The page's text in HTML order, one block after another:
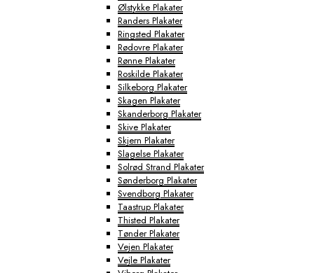
Ølstykke Plakater
Randers Plakater
Ringsted Plakater
Rødovre Plakater
Rønne Plakater
Roskilde Plakater
Silkeborg Plakater
Skagen Plakater
Skanderborg Plakater
Skive Plakater
Skjern Plakater
Slagelse Plakater
Solrød Strand Plakater
Sønderborg Plakater
Svendborg Plakater
Taastrup Plakater
Thisted Plakater
Tønder Plakater
Vejen Plakater
Vejle Plakater